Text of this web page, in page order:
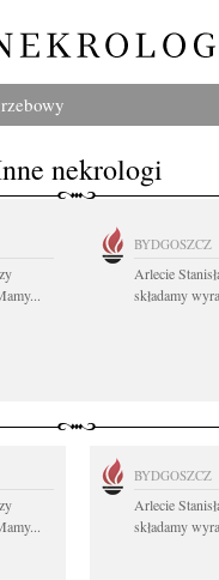
nekrologi
BYDGOSZCZ
Arlecie
składamy
BYDGOSZCZ
Arlecie
składamy